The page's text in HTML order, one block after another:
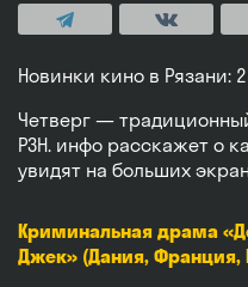
Новинки кино в Рязани:
Четверг —
РЗН. инфо расскажет о
увидят на больших
Криминальная драма
Джек» (Дания, Франция,